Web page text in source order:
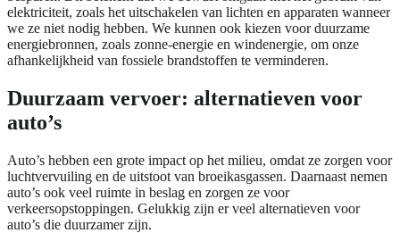
elektriciteit, zoals het uitschakelen van lichten en apparaten wanneer
we ze niet nodig hebben. We kunnen ook kiezen voor duurzame
energiebronnen, zoals zonne-energie en windenergie, om onze
afhankelijkheid van fossiele brandstoffen te verminderen.
Duurzaam vervoer: alternatieven voor
auto’s
Auto’s hebben een grote impact op het milieu, omdat ze zorgen voor
luchtvervuiling en de uitstoot van broeikasgassen. Daarnaast nemen
auto’s ook veel ruimte in beslag en zorgen ze voor
verkeersopstoppingen. Gelukkig zijn er veel alternatieven voor
auto’s die duurzamer zijn.